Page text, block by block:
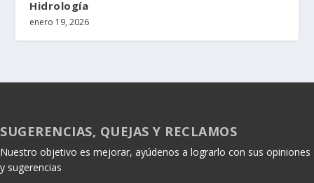
Hidrología
enero 19, 2026
SUGERENCIAS, QUEJAS Y RECLAMOS
Nuestro objetivo es mejorar, ayúdenos a lograrlo con sus opiniones
y sugerencias